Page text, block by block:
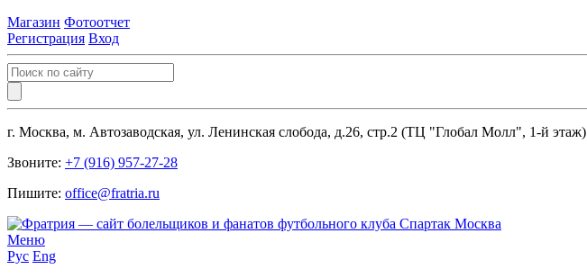
Магазин Фотоотчет
Регистрация Вход
г. Москва, м. Автозаводская, ул. Ленинская слобода, д.26, стр.2 (ТЦ "Глобал Молл", 1-й этаж)
Звоните: +7 (916) 957-27-28
Пишите: office@fratria.ru
Меню
Рус Eng